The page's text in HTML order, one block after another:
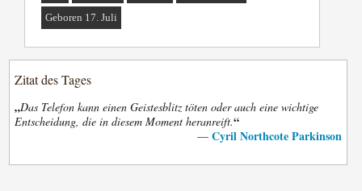
Geboren 17. Juli
Zitat des Tages
„Das Telefon kann einen Geistesblitz töten oder auch eine wichtige
Entscheidung, die in diesem Moment heranreift.“
— Cyril Northcote Parkinson